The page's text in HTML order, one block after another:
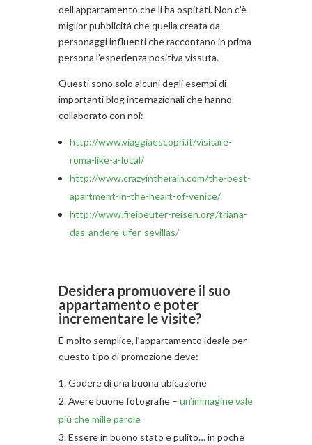
dell’appartamento che li ha ospitati. Non c’è
miglior pubblicitá che quella creata da
personaggi influenti che raccontano in prima
persona l’esperienza positiva vissuta.
Questi sono solo alcuni degli esempi di
importanti blog internazionali che hanno
collaborato con noi:
http://www.viaggiaescopri.it/visitare-
roma-like-a-local/
http://www.crazyintherain.com/the-best-
apartment-in-the-heart-of-venice/
http://www.freibeuter-reisen.org/triana-
das-andere-ufer-sevillas/
Desidera promuovere il suo
appartamento e poter
incrementare le visite?
È molto semplice, l’appartamento ideale per
questo tipo di promozione deve:
Godere di una buona ubicazione
Avere buone fotografie – un’immagine vale
piú che mille parole
Essere in buono stato e pulito… in poche